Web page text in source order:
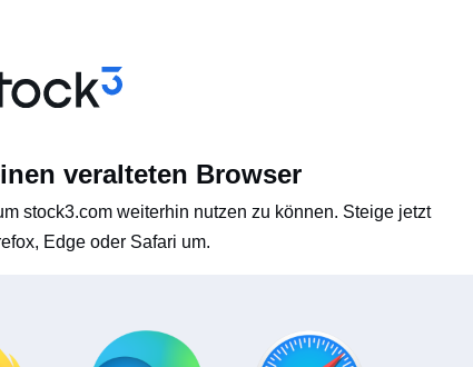
veralteten Browser
stock3.com weiterhin nutzen zu können. Steige jetzt
Edge oder Safari um.